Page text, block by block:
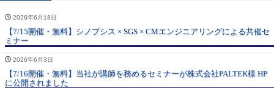
2026年6月18日
【7/15開催・無料】シノプシス × SGS × CMエンジニアリングによる共催セ
ミナー
2026年6月3日
【7/16開催・無料】当社が講師を務めるセミナーが株式会社PALTEK様 HP
に公開されました